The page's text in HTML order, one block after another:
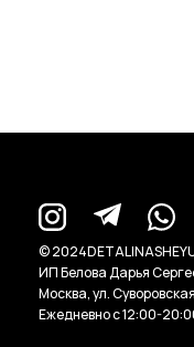
©
Москва, ул. Суворовская
Ежедневно с 12:00-
ИП Белова Дарья